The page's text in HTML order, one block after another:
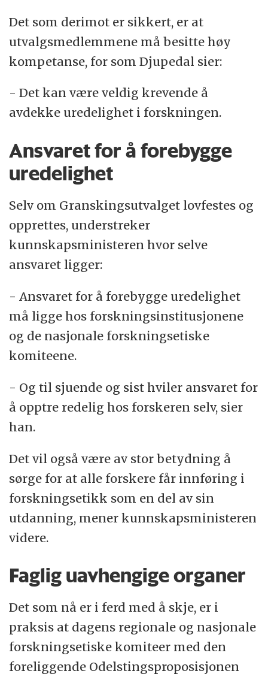
Det som derimot er sikkert, er at
utvalgsmedlemmene må besitte høy
kompetanse, for som Djupedal sier:
- Det kan være veldig krevende å
avdekke uredelighet i forskningen.
Ansvaret for å forebygge
uredelighet
Selv om Granskingsutvalget lovfestes og
opprettes, understreker
kunnskapsministeren hvor selve
ansvaret ligger:
- Ansvaret for å forebygge uredelighet
må ligge hos forskningsinstitusjonene
og de nasjonale forskningsetiske
komiteene.
- Og til sjuende og sist hviler ansvaret for
å opptre redelig hos forskeren selv, sier
han.
Det vil også være av stor betydning å
sørge for at alle forskere får innføring i
forskningsetikk som en del av sin
utdanning, mener kunnskapsministeren
videre.
Faglig uavhengige organer
Det som nå er i ferd med å skje, er i
praksis at dagens regionale og nasjonale
forskningsetiske komiteer med den
foreliggende Odelstingsproposisjonen